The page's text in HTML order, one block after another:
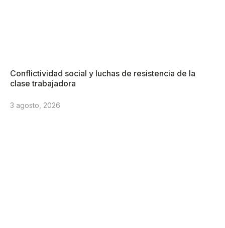
Conflictividad social y luchas de resistencia de la
clase trabajadora
3 agosto, 2026